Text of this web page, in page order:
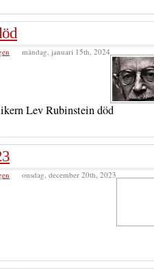
måndag, januari 15th, 2024
Lev Rubinstein död
onsdag, december 20th, 2023